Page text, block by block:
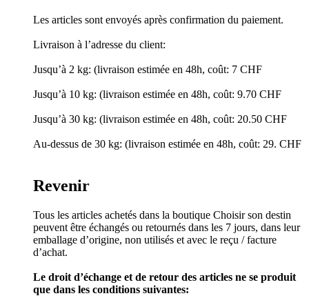
Les articles sont envoyés après confirmation du paiement.
Livraison à l’adresse du client:
Jusqu’à 2 kg: (livraison estimée en 48h, coût: 7 CHF
Jusqu’à 10 kg: (livraison estimée en 48h, coût: 9.70 CHF
Jusqu’à 30 kg: (livraison estimée en 48h, coût: 20.50 CHF
Au-dessus de 30 kg: (livraison estimée en 48h, coût: 29. CHF
Revenir
Tous les articles achetés dans la boutique Choisir son destin
peuvent être échangés ou retournés dans les 7 jours, dans leur
emballage d’origine, non utilisés et avec le reçu / facture
d’achat.
Le droit d’échange et de retour des articles ne se produit
que dans les conditions suivantes: